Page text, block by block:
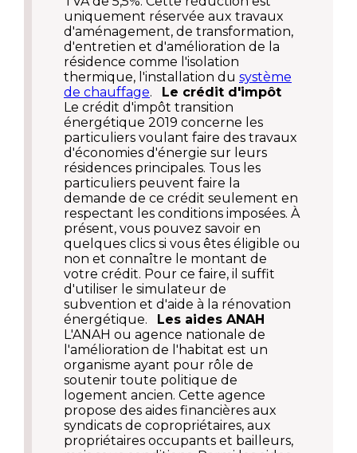
uniquement réservée aux travaux
d'aménagement, de transformation,
d'entretien et d'amélioration de la
résidence comme l'isolation
thermique, l'installation du système
de chauffage. Le crédit d'impôt
Le crédit d'impôt transition
énergétique 2019 concerne les
particuliers voulant faire des travaux
d'économies d'énergie sur leurs
résidences principales. Tous les
particuliers peuvent faire la
demande de ce crédit seulement en
respectant les conditions imposées. À
présent, vous pouvez savoir en
quelques clics si vous êtes éligible ou
non et connaître le montant de
votre crédit. Pour ce faire, il suffit
d'utiliser le simulateur de
subvention et d'aide à la rénovation
énergétique. Les aides ANAH
L'ANAH ou agence nationale de
l'amélioration de l'habitat est un
organisme ayant pour rôle de
soutenir toute politique de
logement ancien. Cette agence
propose des aides financières aux
syndicats de copropriétaires, aux
propriétaires occupants et bailleurs,